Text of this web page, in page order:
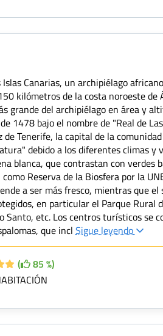
Canarias, un archipiélago
kilómetros de la costa noroeste de
grande del archipiélago en área y
1478 bajo el nombre de "Real de
Tenerife, la capital de la
debido a los diferentes climas y
blanca, que contrastan con verdes
Reserva de la Biosfera por la
a ser más fresco, mientras que el
en particular el Parque Rural
Santo, etc. Los centros turísticos se
que inclSigue leyendo
(
85 %)